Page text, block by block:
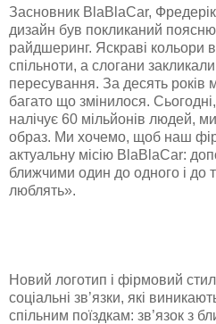
Засновник BlaBlaCar,
дизайн був покликаний
райдшеринг. Яскраві кольори
спільноти, а слогани
пересування. За десять
багато що змінилося.
налічує 60 мільйонів людей,
образ. Ми хочемо, щоб наш
актуальну місію BlaBlaCar:
ближчими один до одного і до
люблять».
Новий логотип і фірмовий
соціальні зв’язки, які
спільним поїздкам: зв’язок з